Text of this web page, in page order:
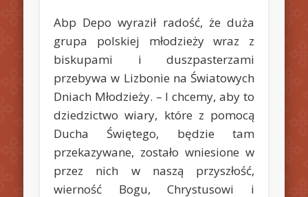
Abp Depo wyraził radość, że duża
grupa polskiej młodzieży wraz z
biskupami i duszpasterzami
przebywa w Lizbonie na Światowych
Dniach Młodzieży. – I chcemy, aby to
dziedzictwo wiary, które z pomocą
Ducha Świętego, będzie tam
przekazywane, zostało wniesione w
przez nich w naszą przyszłość,
wierność Bogu, Chrystusowi i